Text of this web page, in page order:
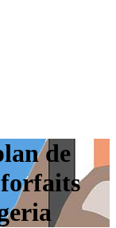
de
forfaits